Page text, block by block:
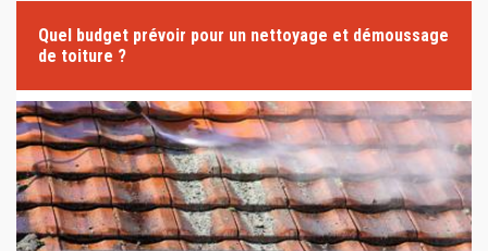
Quel budget prévoir pour un nettoyage et démoussage
de toiture ?